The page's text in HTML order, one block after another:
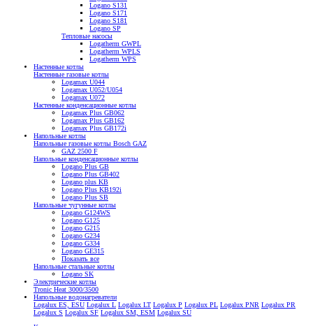
Logano S131
Logano S171
Logano S181
Logano SP
Тепловые насосы
Logatherm GWPL
Logatherm WPLS
Logatherm WPS
Настенные котлы
Настенные газовые котлы
Logamax U044
Logamax U052/U054
Logamax U072
Настенные конденсационные котлы
Logamax Plus GB062
Logamax Plus GB162
Logamax Plus GB172i
Напольные котлы
Напольные газовые котлы Bosch GAZ
GAZ 2500 F
Напольные конденсационные котлы
Logano Plus GB
Logano Plus GB402
Logano plus KB
Logano Plus KB192i
Logano Plus SB
Напольные чугунные котлы
Logano G124WS
Logano G125
Logano G215
Logano G234
Logano G334
Logano GE315
Показать все
Напольные стальные котлы
Logano SK
Электрические котлы
Tronic Heat 3000/3500
Напольные водонагреватели
Logalux ES, ESU Logalux L Logalux LT Logalux P Logalux PL Logalux PNR Logalux PR
Logalux S Logalux SF Logalux SM, ESM Logalux SU